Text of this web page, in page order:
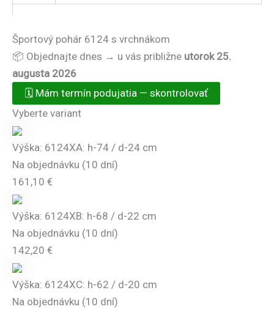
Športový pohár 6124 s vrchnákom
📦 Objednajte dnes → u vás približne utorok 25.
augusta 2026
🗓️ Mám termín podujatia — skontrolovať
Vyberte variant
Výška: 6124XA: h-74 / d-24 cm
Na objednávku (10 dní)
161,10 €
Výška: 6124XB: h-68 / d-22 cm
Na objednávku (10 dní)
142,20 €
Výška: 6124XC: h-62 / d-20 cm
Na objednávku (10 dní)